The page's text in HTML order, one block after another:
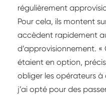
régulièrement
Pour cela, ils montent
accèdent rapidement
d’approvisionnement. «
étaient en option,
obliger les opérateurs
j’ai opté pour des